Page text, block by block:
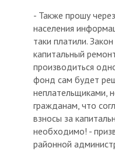
- Также прошу
населения
таки платили.
капитальный
производиться
фонд сам будет
неплательщиками,
гражданам, что
взносы за
необходимо! -
районной